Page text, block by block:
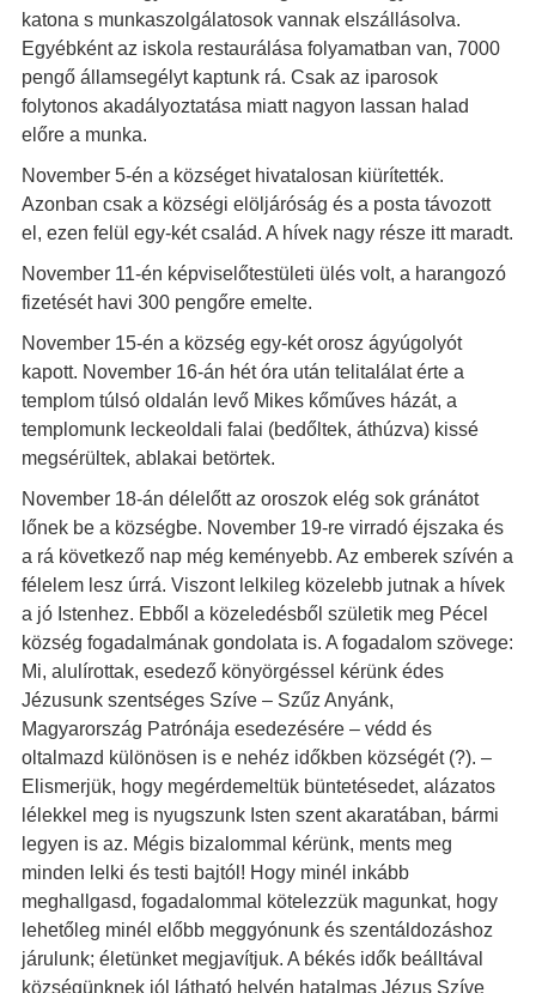
katona s munkaszolgálatosok vannak elszállásolva.
Egyébként az iskola restaurálása folyamatban van, 7000
pengő államsegélyt kaptunk rá. Csak az iparosok
folytonos akadályoztatása miatt nagyon lassan halad
előre a munka.
November 5-én a községet hivatalosan kiürítették.
Azonban csak a községi elöljáróság és a posta távozott
el, ezen felül egy-két család. A hívek nagy része itt maradt.
November 11-én képviselőtestületi ülés volt, a harangozó
fizetését havi 300 pengőre emelte.
November 15-én a község egy-két orosz ágyúgolyót
kapott. November 16-án hét óra után telitalálat érte a
templom túlsó oldalán levő Mikes kőműves házát, a
templomunk leckeoldali falai (bedőltek, áthúzva) kissé
megsérültek, ablakai betörtek.
November 18-án délelőtt az oroszok elég sok gránátot
lőnek be a községbe. November 19-re virradó éjszaka és
a rá következő nap még keményebb. Az emberek szívén a
félelem lesz úrrá. Viszont lelkileg közelebb jutnak a hívek
a jó Istenhez. Ebből a közeledésből születik meg Pécel
község fogadalmának gondolata is. A fogadalom szövege:
Mi, alulírottak, esedező könyörgéssel kérünk édes
Jézusunk szentséges Szíve – Szűz Anyánk,
Magyarország Patrónája esedezésére – védd és
oltalmazd különösen is e nehéz időkben községét (?). –
Elismerjük, hogy megérdemeltük büntetésedet, alázatos
lélekkel meg is nyugszunk Isten szent akaratában, bármi
legyen is az. Mégis bizalommal kérünk, ments meg
minden lelki és testi bajtól! Hogy minél inkább
meghallgasd, fogadalommal kötelezzük magunkat, hogy
lehetőleg minél előbb meggyónunk és szentáldozáshoz
járulunk; életünket megjavítjuk. A békés idők beálltával
községünknek jól látható helyén hatalmas Jézus Szíve